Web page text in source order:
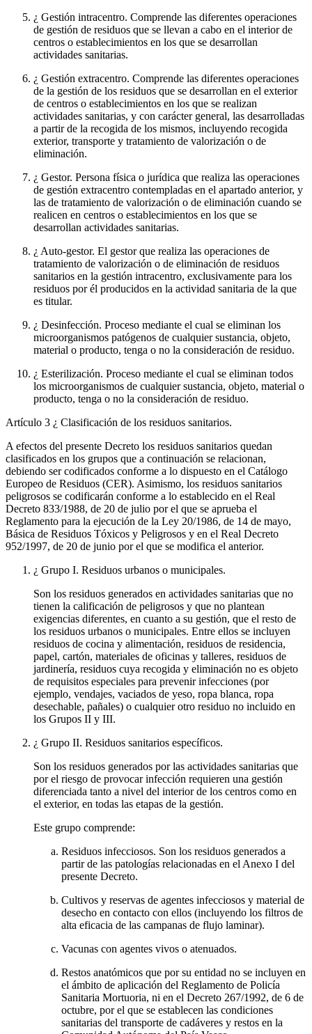
¿ Gestión intracentro. Comprende las diferentes operaciones
de gestión de residuos que se llevan a cabo en el interior de
centros o establecimientos en los que se desarrollan
actividades sanitarias.
¿ Gestión extracentro. Comprende las diferentes operaciones
de la gestión de los residuos que se desarrollan en el exterior
de centros o establecimientos en los que se realizan
actividades sanitarias, y con carácter general, las desarrolladas
a partir de la recogida de los mismos, incluyendo recogida
exterior, transporte y tratamiento de valorización o de
eliminación.
¿ Gestor. Persona física o jurídica que realiza las operaciones
de gestión extracentro contempladas en el apartado anterior, y
las de tratamiento de valorización o de eliminación cuando se
realicen en centros o establecimientos en los que se
desarrollan actividades sanitarias.
¿ Auto-gestor. El gestor que realiza las operaciones de
tratamiento de valorización o de eliminación de residuos
sanitarios en la gestión intracentro, exclusivamente para los
residuos por él producidos en la actividad sanitaria de la que
es titular.
¿ Desinfección. Proceso mediante el cual se eliminan los
microorganismos patógenos de cualquier sustancia, objeto,
material o producto, tenga o no la consideración de residuo.
¿ Esterilización. Proceso mediante el cual se eliminan todos
los microorganismos de cualquier sustancia, objeto, material o
producto, tenga o no la consideración de residuo.
Artículo 3 ¿ Clasificación de los residuos sanitarios.
A efectos del presente Decreto los residuos sanitarios quedan
clasificados en los grupos que a continuación se relacionan,
debiendo ser codificados conforme a lo dispuesto en el Catálogo
Europeo de Residuos (CER). Asimismo, los residuos sanitarios
peligrosos se codificarán conforme a lo establecido en el Real
Decreto 833/1988, de 20 de julio por el que se aprueba el
Reglamento para la ejecución de la Ley 20/1986, de 14 de mayo,
Básica de Residuos Tóxicos y Peligrosos y en el Real Decreto
952/1997, de 20 de junio por el que se modifica el anterior.
¿ Grupo I. Residuos urbanos o municipales.
Son los residuos generados en actividades sanitarias que no
tienen la calificación de peligrosos y que no plantean
exigencias diferentes, en cuanto a su gestión, que el resto de
los residuos urbanos o municipales. Entre ellos se incluyen
residuos de cocina y alimentación, residuos de residencia,
papel, cartón, materiales de oficinas y talleres, residuos de
jardinería, residuos cuya recogida y eliminación no es objeto
de requisitos especiales para prevenir infecciones (por
ejemplo, vendajes, vaciados de yeso, ropa blanca, ropa
desechable, pañales) o cualquier otro residuo no incluido en
los Grupos II y III.
¿ Grupo II. Residuos sanitarios específicos.
Son los residuos generados por las actividades sanitarias que
por el riesgo de provocar infección requieren una gestión
diferenciada tanto a nivel del interior de los centros como en
el exterior, en todas las etapas de la gestión.
Este grupo comprende:
Residuos infecciosos. Son los residuos generados a
partir de las patologías relacionadas en el Anexo I del
presente Decreto.
Cultivos y reservas de agentes infecciosos y material de
desecho en contacto con ellos (incluyendo los filtros de
alta eficacia de las campanas de flujo laminar).
Vacunas con agentes vivos o atenuados.
Restos anatómicos que por su entidad no se incluyen en
el ámbito de aplicación del Reglamento de Policía
Sanitaria Mortuoria, ni en el Decreto 267/1992, de 6 de
octubre, por el que se establecen las condiciones
sanitarias del transporte de cadáveres y restos en la